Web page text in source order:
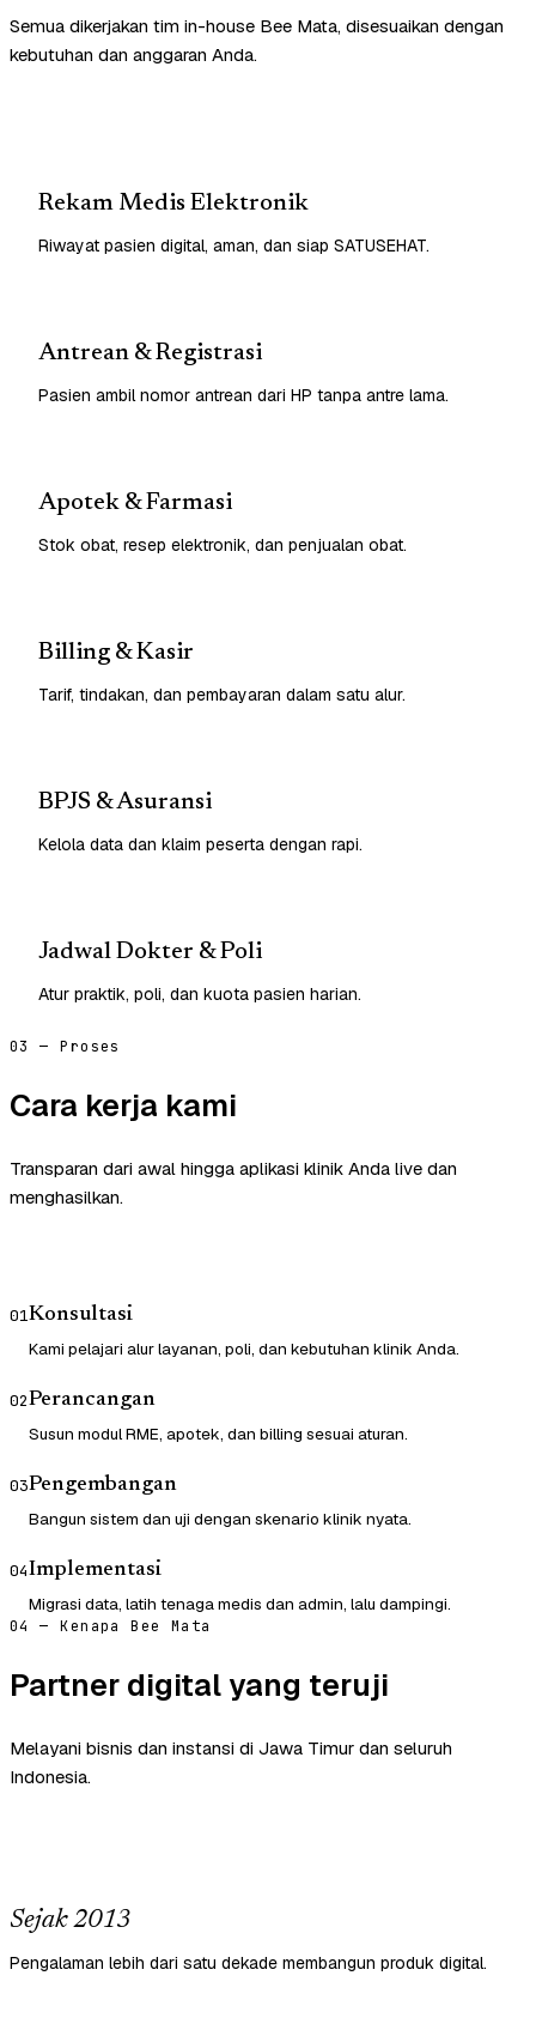
Semua dikerjakan tim in-house Bee Mata, disesuaikan dengan
kebutuhan dan anggaran Anda.
Rekam Medis Elektronik
Riwayat pasien digital, aman, dan siap SATUSEHAT.
Antrean & Registrasi
Pasien ambil nomor antrean dari HP tanpa antre lama.
Apotek & Farmasi
Stok obat, resep elektronik, dan penjualan obat.
Billing & Kasir
Tarif, tindakan, dan pembayaran dalam satu alur.
BPJS & Asuransi
Kelola data dan klaim peserta dengan rapi.
Jadwal Dokter & Poli
Atur praktik, poli, dan kuota pasien harian.
03 — Proses
Cara kerja kami
Transparan dari awal hingga aplikasi klinik Anda live dan
menghasilkan.
01Konsultasi
Kami pelajari alur layanan, poli, dan kebutuhan klinik Anda.
02Perancangan
Susun modul RME, apotek, dan billing sesuai aturan.
03Pengembangan
Bangun sistem dan uji dengan skenario klinik nyata.
04Implementasi
Migrasi data, latih tenaga medis dan admin, lalu dampingi.
04 — Kenapa Bee Mata
Partner digital yang teruji
Melayani bisnis dan instansi di Jawa Timur dan seluruh
Indonesia.
Sejak 2013
Pengalaman lebih dari satu dekade membangun produk digital.